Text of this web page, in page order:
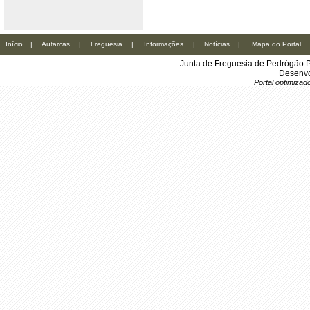
Início | Autarcas | Freguesia | Informações | Notícias | Mapa do Portal
Junta de Freguesia de Pedrógão
Portal